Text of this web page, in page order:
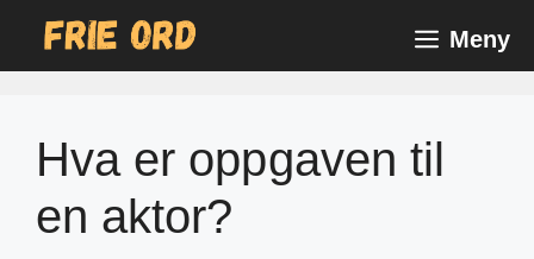
Meny
Hva er oppgaven til
en aktor?